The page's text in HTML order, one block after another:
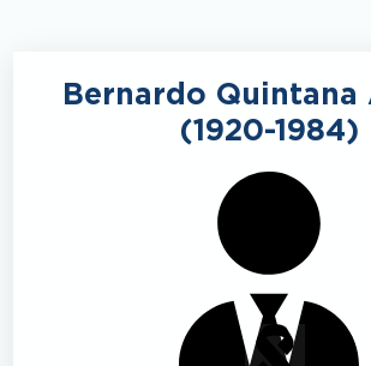
Bernardo Quintana
(1920-1984)